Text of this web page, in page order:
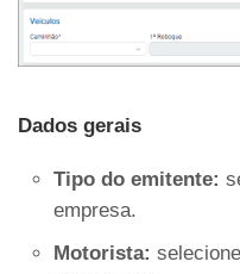
Dados gerais
Tipo do emitente:
empresa.
Motorista: